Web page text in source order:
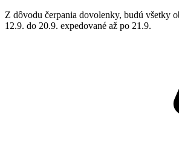
Z dôvodu čerpania dovolenky, budú všetky
12.9. do 20.9. expedované až po 21.9.